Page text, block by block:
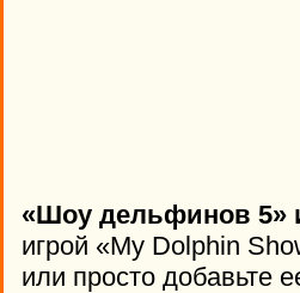
«Шоу дельфинов 5»
игрой «My Dolphin
или просто добавьте